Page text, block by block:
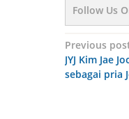
Follow Us
Post
Previous
JYJ Kim Jae
sebagai pria